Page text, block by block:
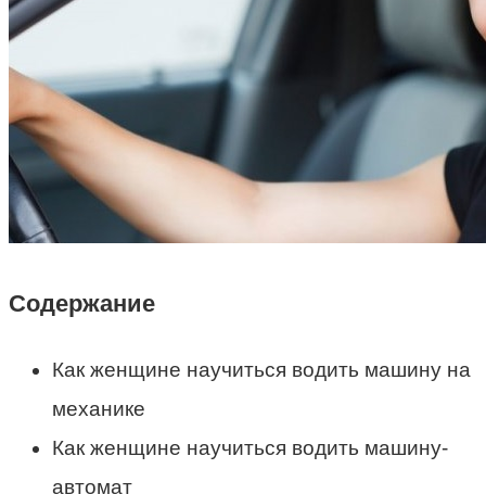
Содержание
Как женщине научиться водить машину на
механике
Как женщине научиться водить машину-
автомат